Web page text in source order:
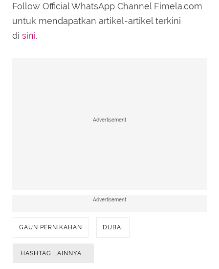
Follow Official WhatsApp Channel Fimela.com
untuk mendapatkan artikel-artikel terkini
di sini.
Advertisement
Advertisement
GAUN PERNIKAHAN DUBAI
HASHTAG LAINNYA...